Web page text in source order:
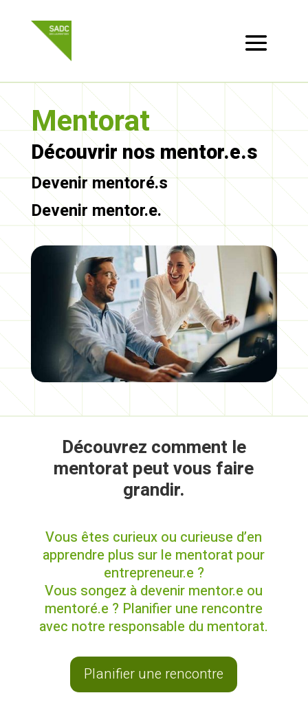
Mentorat
Découvrir nos mentor.e.s
Devenir mentoré.s
Devenir mentor.e.
Découvrez comment le
mentorat peut vous faire
grandir.
Vous êtes curieux ou curieuse d’en
apprendre plus sur le mentorat pour
entrepreneur.e ?
Vous songez à devenir mentor.e ou
mentoré.e ? Planifier une rencontre
avec notre responsable du mentorat.
Planifier une rencontre